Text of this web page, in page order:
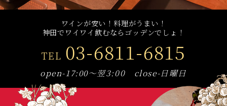
ワインが安い！料理がうまい！
神田でワイワイ飲むならゴッデンでしょ！
TEL 03-6811-6815
open-17:00～翌3:00 close-日曜日